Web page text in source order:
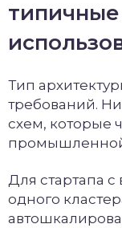
Тип
требований.
схем, которые
промышленной
Для стартапа
одного